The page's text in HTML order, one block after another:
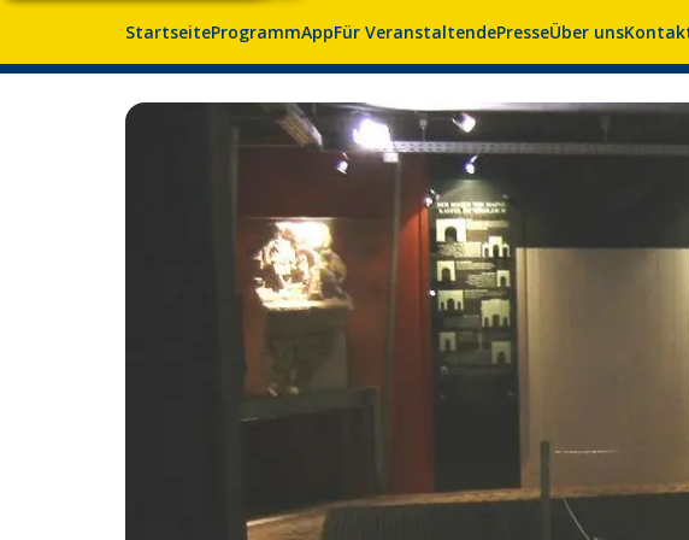
StartseiteProgrammAppFür VeranstaltendePresseÜber uns